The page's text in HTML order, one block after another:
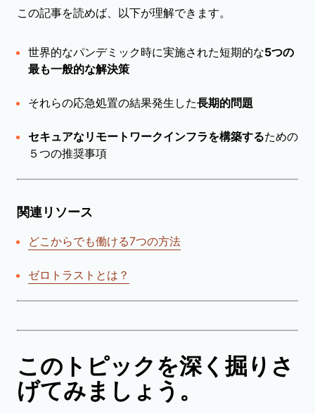
この記事を読めば、以下が理解できます。
世界的なパンデミック時に実施された短期的な5つの
最も一般的な解決策
それらの応急処置の結果発生した長期的問題
セキュアなリモートワークインフラを構築するための
５つの推奨事項
関連リソース
どこからでも働ける7つの方法
ゼロトラストとは？
このトピックを深く掘りさ
げてみましょう。